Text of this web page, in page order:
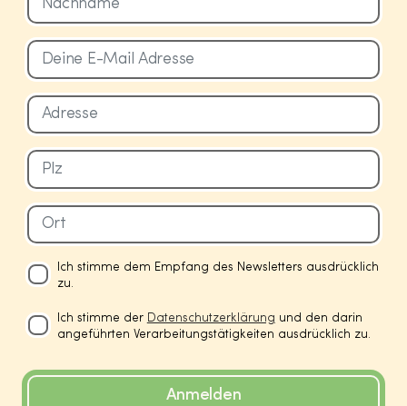
Ich stimme dem Empfang des Newsletters ausdrücklich
zu.
Ich stimme der Datenschutzerklärung und den darin
angeführten Verarbeitungstätigkeiten ausdrücklich zu.
Anmelden